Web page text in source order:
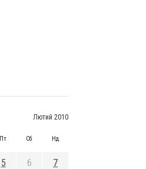
Лютий 2010
Пт Сб Нд
5 6 7